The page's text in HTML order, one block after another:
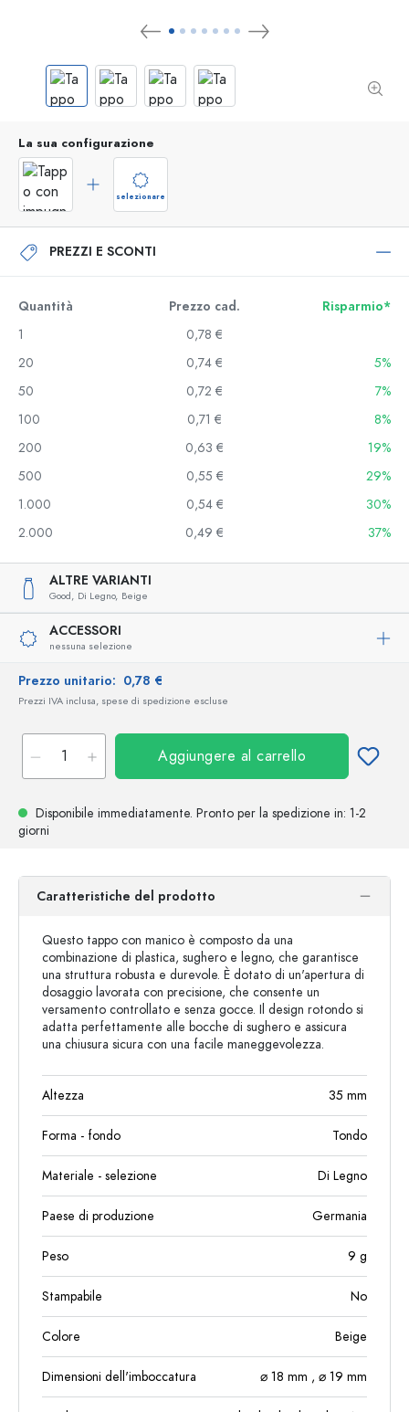
La sua configurazione
selezionare
PREZZI E SCONTI
Quantità Prezzo cad.
Risparmio*
1
0,78 €
20
0,74 €
5%
50
0,72 €
7%
100
0,71 €
8%
200
0,63 €
19%
500
0,55 €
29%
1.000
0,54 €
30%
2.000
0,49 € 37%
ALTRE VARIANTI
Good, Di Legno, Beige
ACCESSORI
nessuna selezione
Prezzo unitario: 0,78 €
Prezzi IVA inclusa, spese di spedizione escluse
Aggiungere al carrello
Disponibile immediatamente. Pronto per la spedizione in: 1-2
giorni
Caratteristiche del prodotto
Questo tappo con manico è composto da una
combinazione di plastica, sughero e legno, che garantisce
una struttura robusta e durevole. È dotato di un'apertura di
dosaggio lavorata con precisione, che consente un
versamento controllato e senza gocce. Il design rotondo si
adatta perfettamente alle bocche di sughero e assicura
una chiusura sicura con una facile maneggevolezza.
Altezza 35 mm
Forma - fondo Tondo
Materiale - selezione Di Legno
Paese di produzione Germania
Peso 9 g
Stampabile No
Colore Beige
Dimensioni dell'imboccatura ⌀ 18 mm , ⌀ 19 mm